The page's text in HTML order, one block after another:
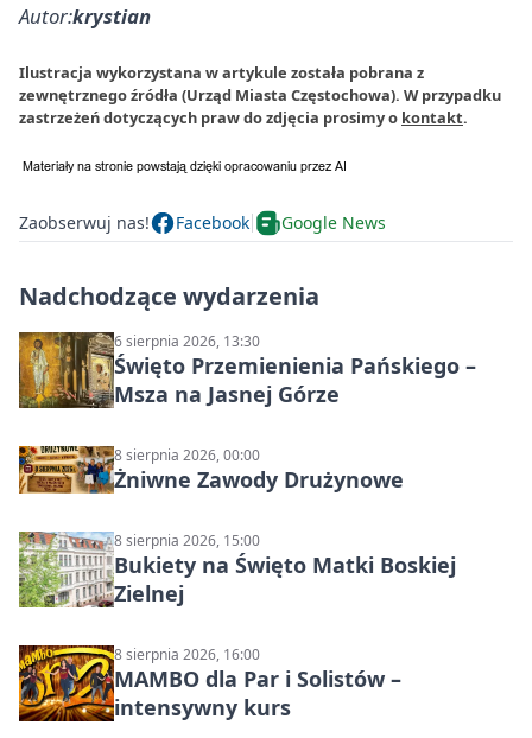
Autor:krystian
Ilustracja wykorzystana w artykule została pobrana z
zewnętrznego źródła (Urząd Miasta Częstochowa). W przypadku
zastrzeżeń dotyczących praw do zdjęcia prosimy o kontakt.
Zaobserwuj nas! Facebook Google News
Nadchodzące wydarzenia
6 sierpnia 2026, 13:30
Święto Przemienienia Pańskiego –
Msza na Jasnej Górze
8 sierpnia 2026, 00:00
Żniwne Zawody Drużynowe
8 sierpnia 2026, 15:00
Bukiety na Święto Matki Boskiej
Zielnej
8 sierpnia 2026, 16:00
MAMBO dla Par i Solistów –
intensywny kurs